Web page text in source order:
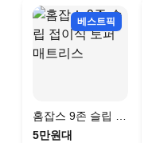
베스트픽
홈잡스 9존 슬립 접
이식 토퍼 매트리스
5만원대